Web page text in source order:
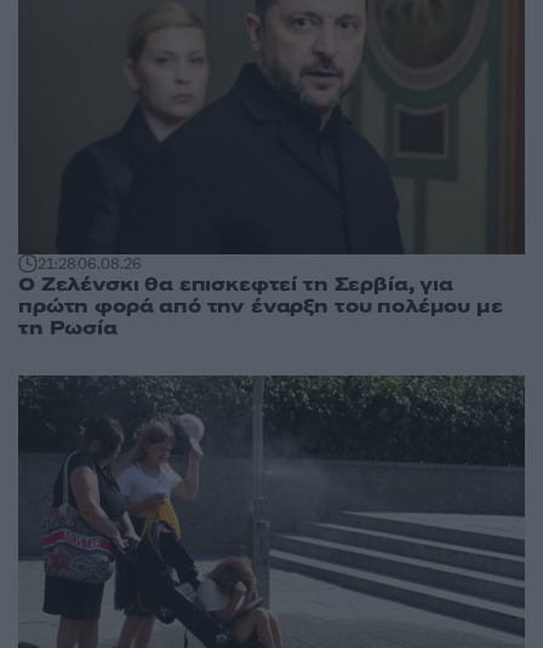
21:2806.08.26
Ο Ζελένσκι θα επισκεφτεί τη Σερβία, για
πρώτη φορά από την έναρξη του πολέμου με
τη Ρωσία